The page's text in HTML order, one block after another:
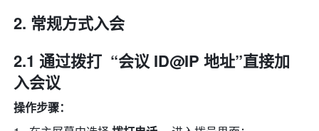
常规方式入会
2.1 通过拨打  “会议 ID@IP 地址”直接加
入会议
操作步骤：